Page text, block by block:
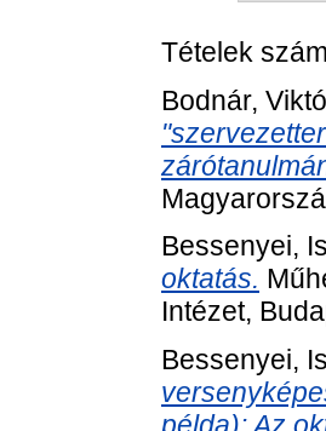
Tételek
Bodnár,
Bessenyei,
oktatás.
Intézet,
Bessenyei,